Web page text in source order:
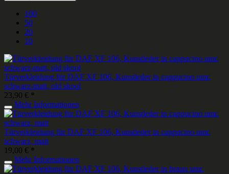
100
50
20
10
Türverkleidung für DAF XF 106, Kunstleder in cappucino umr.
schwarz-matt, old skool
23,90 € *
Mehr Informationen
Türverkleidung für DAF XF 106, Kunstleder in cappucino umr.
schwarz, matt
19,00 € *
Mehr Informationen